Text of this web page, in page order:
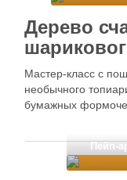
Дерево
Мастер-класс с
необычного
бумажных
Пейп-